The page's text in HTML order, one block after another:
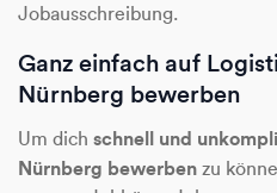
Jobausschreibung.
Ganz einfach auf
Nürnberg bewerben
Um dich schnell und
Nürnberg bewerben zu